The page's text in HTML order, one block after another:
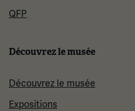
QFP
Découvrez le musée
Découvrez le musée
Expositions